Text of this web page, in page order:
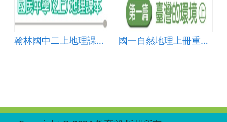
翰林國中二上地理課本重點填充(111) 國一自然地理上冊重點彙編